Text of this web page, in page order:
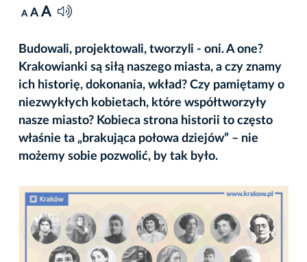
A A A
Budowali, projektowali, tworzyli - oni. A one?
Krakowianki są siłą naszego miasta, a czy znamy
ich historię, dokonania, wkład? Czy pamiętamy o
niezwykłych kobietach, które współtworzyły
nasze miasto? Kobieca strona historii to często
właśnie ta „brakująca połowa dziejów” – nie
możemy sobie pozwolić, by tak było.